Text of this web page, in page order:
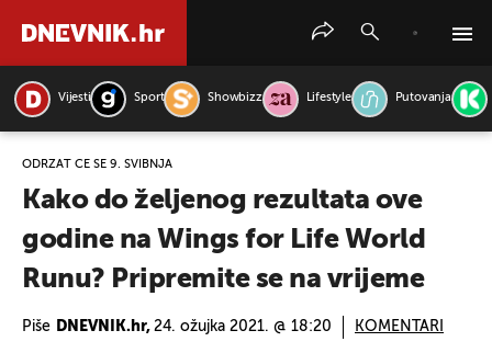
Vijesti Sport Showbizz Lifestyle Putovanja
ODRŽAT ĆE SE 9. SVIBNJA
Kako do željenog rezultata ove
godine na Wings for Life World
Runu? Pripremite se na vrijeme
Piše DNEVNIK.hr, 24. ožujka 2021. @ 18:20 KOMENTARI
PRETRAŽITE VIJESTI